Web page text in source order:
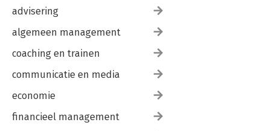
advisering
algemeen management
coaching en trainen
communicatie en media
economie
financieel management